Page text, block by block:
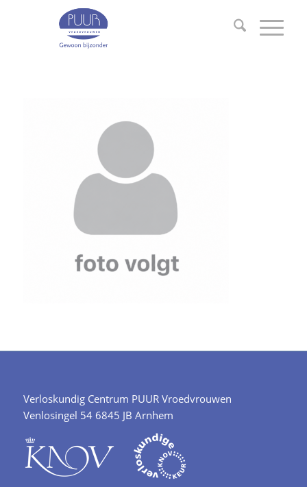
Verloskundig Centrum PUUR Vroedvrouwen
Venlosingel 54 6845 JB Arnhem